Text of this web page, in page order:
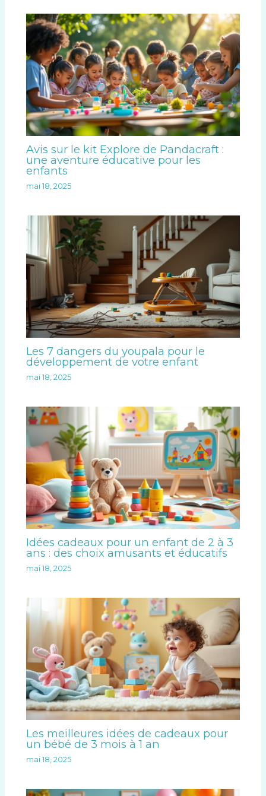
Avis sur le kit Explore de Pandacraft :
une aventure éducative pour les
enfants
mai 18, 2025
Les 7 dangers du youpala pour le
développement de votre enfant
mai 18, 2025
Idées cadeaux pour un enfant de 2 à 3
ans : des choix amusants et éducatifs
mai 18, 2025
Les meilleures idées de cadeaux pour
un bébé de 3 mois à 1 an
mai 18, 2025